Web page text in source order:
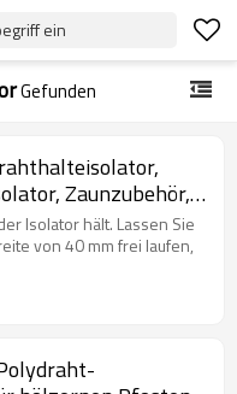
ein
Gefunden
Zaunzubehör,
Hochzugfestigkeit
Isolator hält. Lassen Sie
von 40 mm frei laufen,